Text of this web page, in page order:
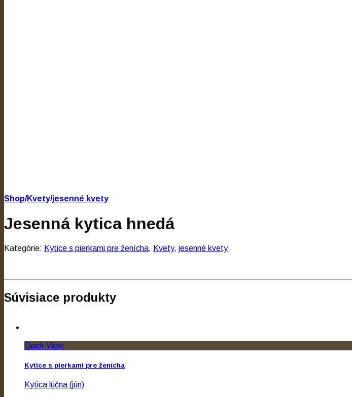
Shop/Kvety/jesenné kvety
Jesenná kytica hnedá
Kategórie: Kytice s pierkami pre ženícha, Kvety, jesenné kvety
Súvisiace produkty
Quick View
Kytice s pierkami pre ženícha
Kytica lúčna (jún)